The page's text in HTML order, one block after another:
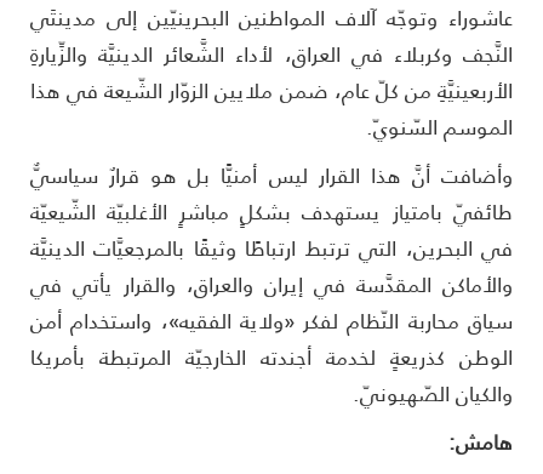
وتوجّه آلاف المواطنين البحرينيّين إلى مدينتَي
وكربلاء في العراق، لأداء الشَّعائر الدينيَّة والزِّيارةِ
من كلّ عام، ضمن ملايين الزوّار الشّيعة في هذا
السّنويّ.
أنَّ هذا القرار ليس أمنيًّا بل هو قرارٌ سياسيٌّ
بامتياز يستهدف بشكلٍ مباشرٍ الأغلبيّة الشّيعيّة
البحرين، التي ترتبط ارتباطًا وثيقًا بالمرجعيَّات الدينيَّة
المقدَّسة في إيران والعراق، والقرار يأتي في
محاربة النّظام لفكر «ولاية الفقيه»، واستخدام أمن
كذريعةٍ لخدمة أجندته الخارجيّة المرتبطة بأمريكا
الصّهيونيّ.